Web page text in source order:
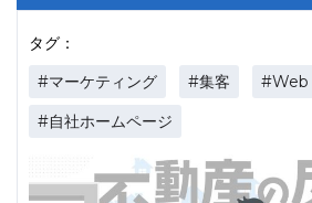
タグ：
#マーケティング #集客 #Web
#自社ホームページ